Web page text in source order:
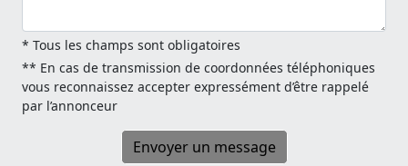
* Tous les champs sont obligatoires
** En cas de transmission de coordonnées téléphoniques
vous reconnaissez accepter expressément d’être rappelé
par l’annonceur
Envoyer un message